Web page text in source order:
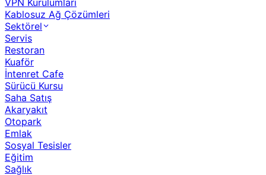
VPN Kurulumları
Kablosuz Ağ Çözümleri
Sektörel
Servis
Restoran
Kuaför
İntenret Cafe
Sürücü Kursu
Saha Satış
Akaryakıt
Otopark
Emlak
Sosyal Tesisler
Eğitim
Sağlık